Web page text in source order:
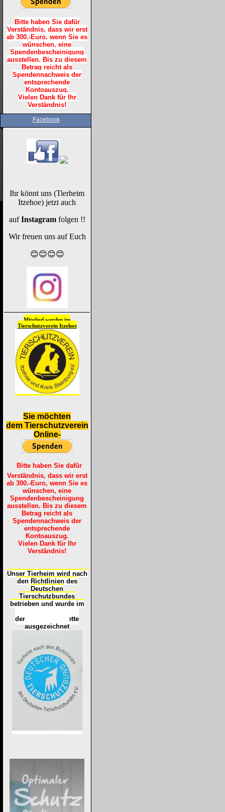
Bitte haben Sie dafür
Verständnis, dass wir erst
ab 300.-Euro, wenn Sie es
wünschen, eine
Spendenbescheinigung
ausstellen. Bis zu diesem
Betrag reicht als
Spendennachweis der
entsprechende
Kontoauszug.
Vielen Dank für Ihr
Verständnis!
Facebook
Ihr könnt uns (Tierheim
Itzehoe) jetzt auch
aufInstagramfolgen !!
Wir freuen uns auf Euch
😊😊😊😊
Mitglied werden im
Tierschutzverein Itzehoe
Sie möchten
dem Tierschutzverein
Online-
Bitte haben Sie dafür
Verständnis, dass wir erst
ab 300.-Euro, wenn Sie es
wünschen, eine
Spendenbescheinigung
ausstellen. Bis zu diesem
Betrag reicht als
Spendennachweis der
entsprechende
Kontoauszug.
Vielen Dank für Ihr
Verständnis!
Unser Tierheim wird nach
den Richtlinien des
Deutschen
Tierschutzbundes
betrieben und wurde im
der
Tierheimplakette
ausgezeichnet